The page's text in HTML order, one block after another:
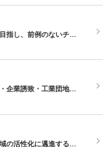
指し、前例のないチ…
企業誘致・工業団地…
の活性化に邁進する…